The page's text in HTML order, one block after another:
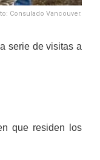
Consulado Vancouver.
serie de visitas a
que residen los